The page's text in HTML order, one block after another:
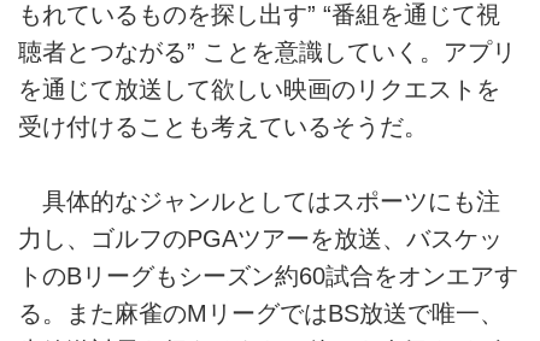
もれているものを探し出す” “番組を通じて視
聴者とつながる” ことを意識していく。アプリ
を通じて放送して欲しい映画のリクエストを
受け付けることも考えているそうだ。
具体的なジャンルとしてはスポーツにも注
力し、ゴルフのPGAツアーを放送、バスケッ
トのBリーグもシーズン約60試合をオンエアす
る。また麻雀のMリーグではBS放送で唯一、